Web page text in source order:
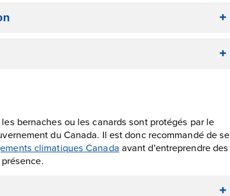
bernaches ou les canards sont protégés par le
du Canada. Il est donc recommandé de se
climatiques Canada avant d'entreprendre des